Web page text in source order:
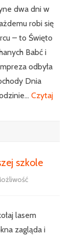
dwa dni w
robi się
– to Święto
Babć i
odbyła
Dnia
Czytaj
szkole
lasem
zagląda i